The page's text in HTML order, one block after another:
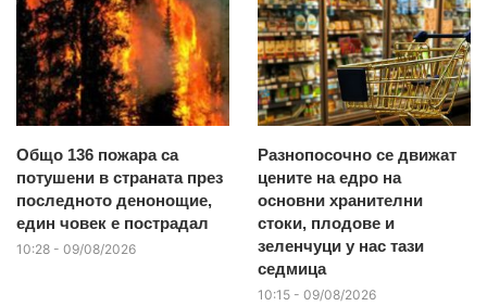
Общо 136 пожара са
потушени в страната през
последното денонощие,
един човек е пострадал
10:28 - 09/08/2026
Разнопосочно се движат
цените на едро на
основни хранителни
стоки, плодове и
зеленчуци у нас тази
седмица
10:15 - 09/08/2026